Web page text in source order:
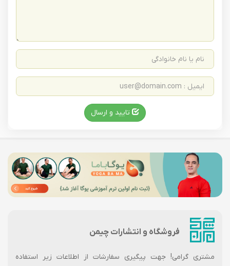
فروشگاه و انتشارات چیمن
مشتری گرامی! جهت پیگیری سفارشات از اطلاعات زیر استفاده